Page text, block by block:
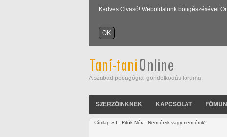
Kedves Olvasó! Weboldalunk böngészésével
A szabad pedagógiai gondolkodás fóruma
SZERZŐINKNEK KAPCSOLAT
Címlap » L. Ritók Nóra: Nem érzik vagy nem értik?